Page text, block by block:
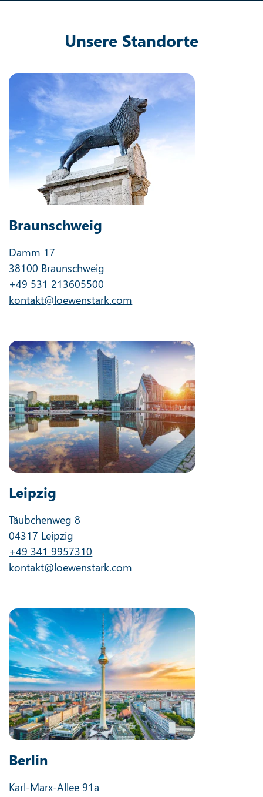
Unsere Standorte
Braunschweig
Damm 17
38100 Braunschweig
+49 531 213605500
kontakt@loewenstark.com
Leipzig
Täubchenweg 8
04317 Leipzig
+49 341 9957310
kontakt@loewenstark.com
Berlin
Karl-Marx-Allee 91a